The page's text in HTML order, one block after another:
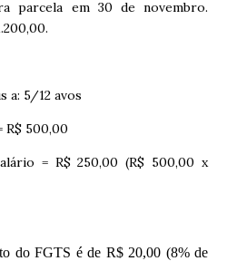
parcela em 30 de novembro.
a: 5/12 avos
R$ 500,00
= R$ 250,00 (R$ 500,00 x
do FGTS é de R$ 20,00 (8% de